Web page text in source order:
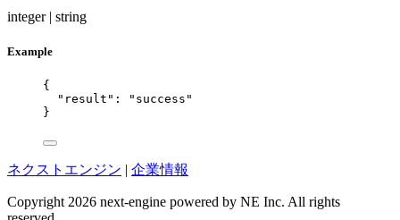
integer | string
Example
{
"result" : " success "
}
ネクストエンジン | 企業情報
Copyright 2026 next-engine powered by NE Inc. All rights